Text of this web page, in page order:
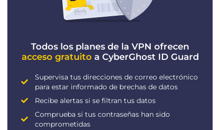
Todos los planes de la VPN ofrecen
acceso gratuito a CyberGhost ID Guard
Supervisa tus direcciones de correo electrónico
para estar informado de brechas de datos
Recibe alertas si se filtran tus datos
Comprueba si tus contraseñas han sido
comprometidas